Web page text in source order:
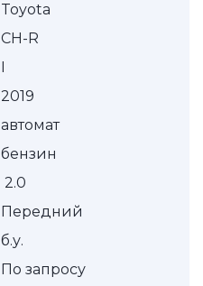
Toyota
CH-R
I
2019
автомат
бензин
2.0
Передний
б.у.
По запросу